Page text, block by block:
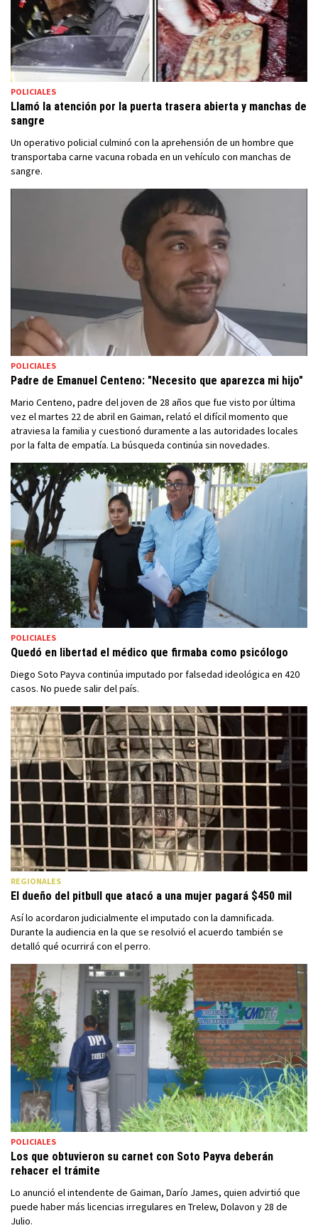
POLICIALES
Llamó la atención por la puerta trasera abierta y manchas de
sangre
Un operativo policial culminó con la aprehensión de un hombre que
transportaba carne vacuna robada en un vehículo con manchas de
sangre.
POLICIALES
Padre de Emanuel Centeno: "Necesito que aparezca mi hijo"
Mario Centeno, padre del joven de 28 años que fue visto por última
vez el martes 22 de abril en Gaiman, relató el difícil momento que
atraviesa la familia y cuestionó duramente a las autoridades locales
por la falta de empatía. La búsqueda continúa sin novedades.
POLICIALES
Quedó en libertad el médico que firmaba como psicólogo
Diego Soto Payva continúa imputado por falsedad ideológica en 420
casos. No puede salir del país.
REGIONALES
El dueño del pitbull que atacó a una mujer pagará $450 mil
Así lo acordaron judicialmente el imputado con la damnificada.
Durante la audiencia en la que se resolvió el acuerdo también se
detalló qué ocurrirá con el perro.
POLICIALES
Los que obtuvieron su carnet con Soto Payva deberán
rehacer el trámite
Lo anunció el intendente de Gaiman, Darío James, quien advirtió que
puede haber más licencias irregulares en Trelew, Dolavon y 28 de
Julio.